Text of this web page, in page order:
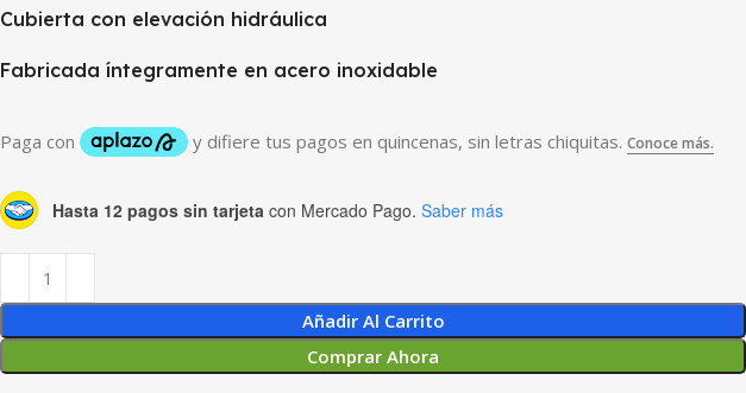
Cubierta con elevación hidráulica
Fabricada íntegramente en acero inoxidable
Hasta 12 pagos sin tarjeta con Mercado Pago. Saber más
Añadir Al Carrito
Comprar Ahora